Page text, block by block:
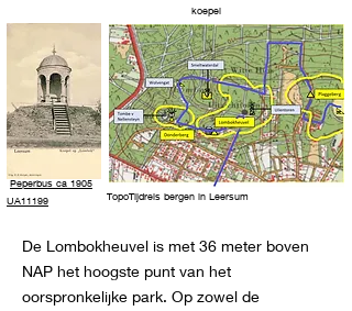
koepel
Peperbus ca 1905
UA11199
TopoTijdreis bergen in Leersum
De Lombokheuvel is met 36 meter boven
NAP het hoogste punt van het
oorspronkelijke park. Op zowel de